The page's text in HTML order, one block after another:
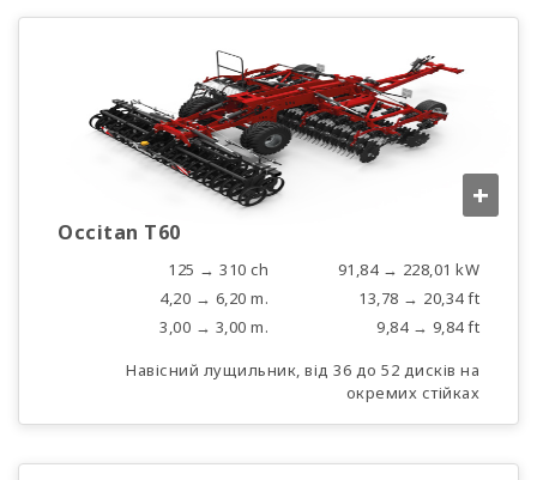
+
Occitan T60
125 → 310 ch
91,84 → 228,01 kW
4,20 → 6,20 m.
13,78 → 20,34 ft
3,00 → 3,00 m.
9,84 → 9,84 ft
Навісний лущильник, від 36 до 52 дисків на
окремих стійках